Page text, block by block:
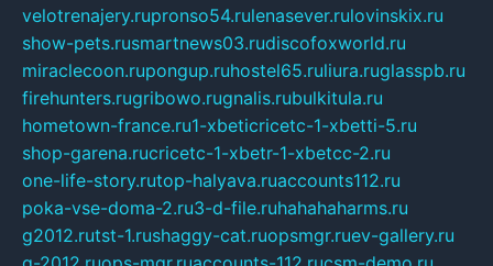
velotrenajery.rupronso54.rulenasever.rulovinskix.ru
show-pets.rusmartnews03.rudiscofoxworld.ru
miraclecoon.rupongup.ruhostel65.ruliura.ruglasspb.ru
firehunters.rugribowo.rugnalis.rubulkitula.ru
hometown-france.ru1-xbeticricetc-1-xbetti-5.ru
shop-garena.rucricetc-1-xbetr-1-xbetcc-2.ru
one-life-story.rutop-halyava.ruaccounts112.ru
poka-vse-doma-2.ru3-d-file.ruhahahaharms.ru
g2012.rutst-1.rushaggy-cat.ruopsmgr.ruev-gallery.ru